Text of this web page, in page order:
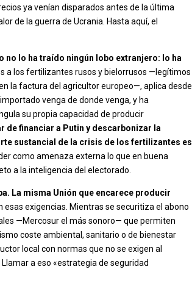
ya venían disparados antes de la última
de la guerra de Ucrania. Hasta aquí, el
no lo ha traído ningún lobo extranjero: lo ha
a los fertilizantes rusos y bielorrusos —legítimos
la factura del agricultor europeo—, aplica desde
venga de donde venga, y ha
su propia capacidad de producir
de financiar a Putin y descarbonizar la
sustancial de la crisis de los fertilizantes es
como amenaza externa lo que en buena
a la inteligencia del electorado.
La misma Unión que encarece producir
esas exigencias. Mientras se securitiza el abono
—Mercosur el más sonoro— que permiten
coste ambiental, sanitario o de bienestar
local con normas que no se exigen al
a eso «estrategia de seguridad